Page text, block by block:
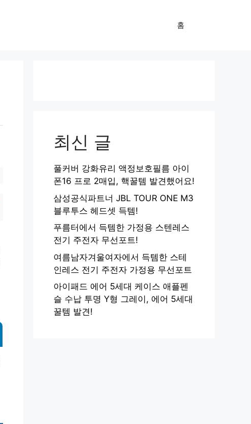
홈
최신 글
풀커버 강화유리 액정보호필름 아이
폰16 프로 2매입, 핵꿀템 발견했어요!
삼성공식파트너 JBL TOUR ONE M3
블루투스 헤드셋 득템!
푸름터에서 득템한 가정용 스텐레스
전기 주전자 무선포트!
여름남자겨울여자에서 득템한 스테
인레스 전기 주전자 가정용 무선포트
아이패드 에어 5세대 케이스 애플펜
슬 수납 투명 Y형 그레이, 에어 5세대
꿀템 발견!